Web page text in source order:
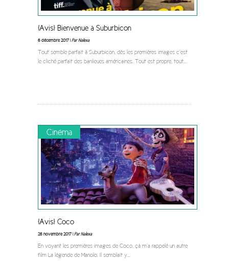
[Avis] Bienvenue à Suburbicon
6 décembre 2017 |Par Nalexa
Tout semble parfait à Suburbicon, dès les premières images c’est
le cliché parfait des banlieues américaines. Tout est propre, tout...
Cinéma
[Avis] Coco
26 novembre 2017 |Par Nalexa
En voyant les premières images de Coco, çà m’a rappelé un autre
film La légende de Manolo. Il semblait y...